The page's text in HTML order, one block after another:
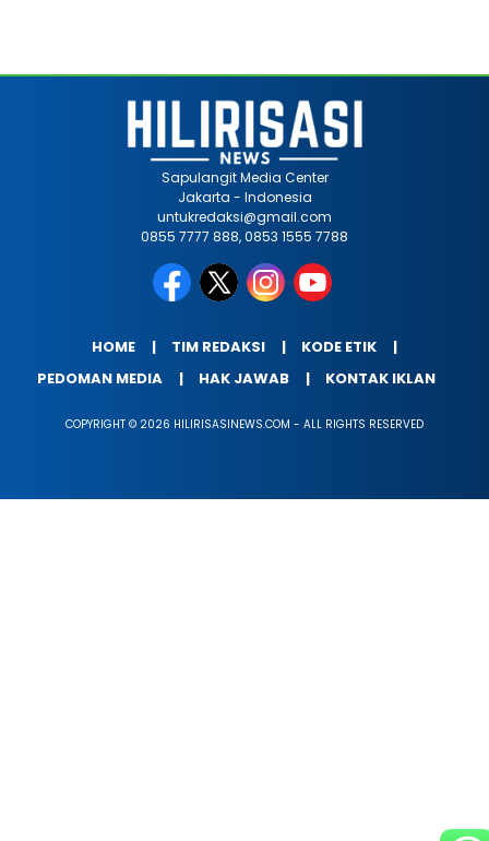
Sapulangit Media Center
Jakarta - Indonesia
untukredaksi@gmail.com
0855 7777 888, 0853 1555 7788
HOME TIM REDAKSI
KODE ETIK
PEDOMAN MEDIA
HAK JAWAB KONTAK IKLAN
COPYRIGHT © 2026 HILIRISASINEWS.COM - ALL RIGHTS RESERVED